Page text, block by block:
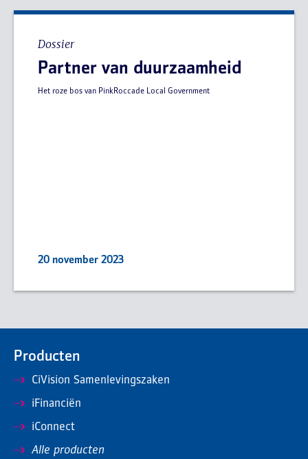
Dossier
Partner van duurzaamheid
Het roze bos van PinkRoccade Local Government
20 november 2023
Producten
CiVision Samenlevingszaken
iFinanciën
iConnect
Alle producten